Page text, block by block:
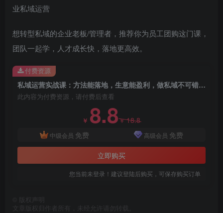
业私域运营
想转型私域的企业老板/管理者，推荐你为员工团购这门课，
团队一起学，人才成长快，落地更高效。
私域运营实战课：方法能落地，生意能盈利，做私域不可错过的好内容
此内容为付费资源，请付费后查看
￥ 8.8￥18.8
中级会员 免费 高级会员 免费
立即购买
您当前未登录！建议登陆后购买，可保存购买订单
付费资源
版权声明
文章版权归作者所有，未经允许请勿转载。